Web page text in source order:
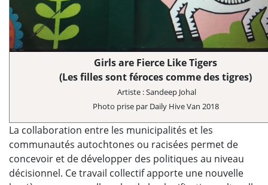
Girls are Fierce Like Tigers
(Les filles sont féroces comme des tigres)
Artiste : Sandeep Johal
Photo prise par Daily Hive Van 2018
La collaboration entre les municipalités et les
communautés autochtones ou racisées permet de
concevoir et de développer des politiques au niveau
décisionnel. Ce travail collectif apporte une nouvelle